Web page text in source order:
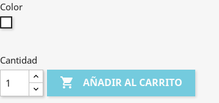
Color
Cantidad
 AÑADIR AL CARRITO